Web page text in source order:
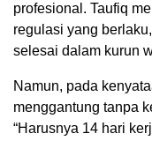
profesional. Taufiq
regulasi yang
selesai dalam kurun
Namun, pada
menggantung tanpa
“Harusnya 14 hari